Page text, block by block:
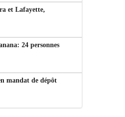
et Lafayette,
24 personnes
mandat de dépôt